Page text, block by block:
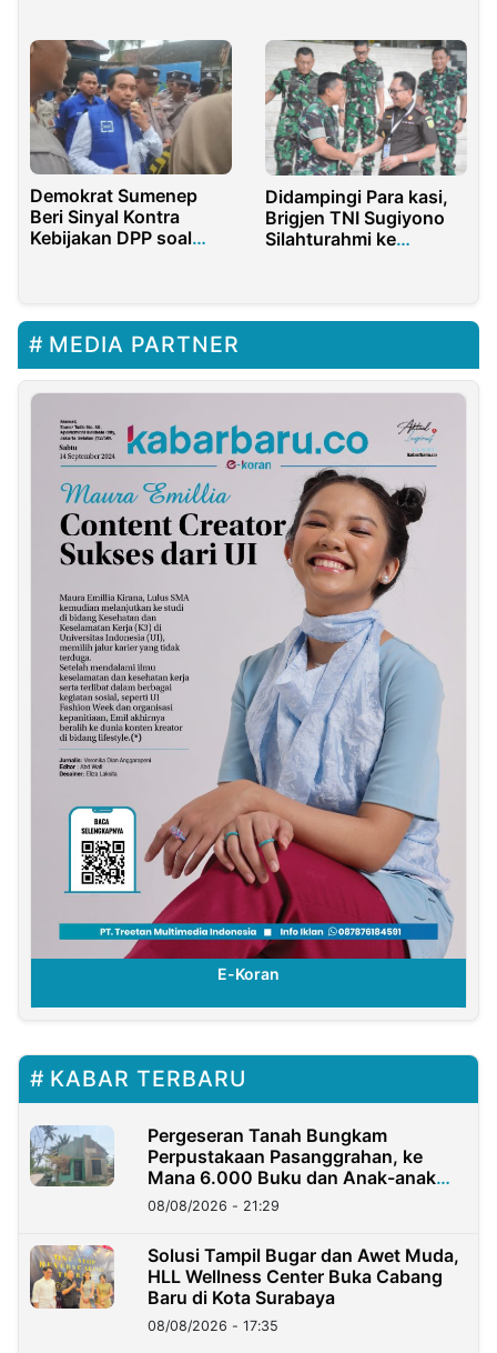
Demokrat Sumenep
Beri Sinyal Kontra
Kebijakan DPP soal
Didampingi Para kasi,
Brigjen TNI Sugiyono
Silahturahmi ke
MEDIA PARTNER
E-Koran
KABAR TERBARU
Pergeseran Tanah Bungkam
Perpustakaan Pasanggrahan, ke
Mana 6.000 Buku dan Anak-anak
Kini?
08/08/2026 - 21:29
Solusi Tampil Bugar dan Awet Muda,
HLL Wellness Center Buka Cabang
Baru di Kota Surabaya
08/08/2026 - 17:35